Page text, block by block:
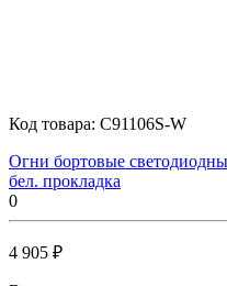
Код товара: C91106S-W
Огни бортовые
бел. прокладка
0
4 905 ₽